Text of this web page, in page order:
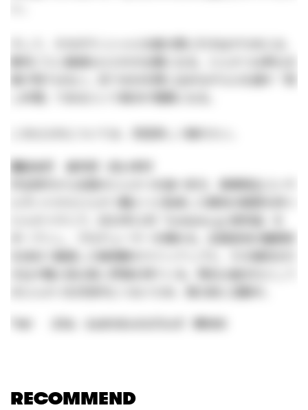
そして、そのポテンシャルを最大限に引き出すためには、
この火入れについては、次回詳しく触れたい。
眞杉大介 ますぎ・だいすけ
学生時代から全国のとんかつを食べ歩き、事業再生コンサ
オープンし、プロデューサーを務める。全国各地の養豚家
を訪ねて厳選した銘柄豚のラインアップと、その個性を引
RECOMMEND